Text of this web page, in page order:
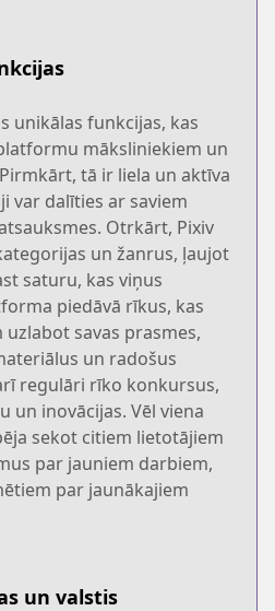
unikālas funkcijas, kas
māksliniekiem un
tā ir liela un aktīva
var dalīties ar saviem
Otrkārt, Pixiv
un žanrus, ļaujot
saturu, kas viņus
piedāvā rīkus, kas
savas prasmes,
un radošus
regulāri rīko konkursus,
un inovācijas. Vēl viena
sekot citiem lietotājiem
par jauniem darbiem,
par jaunākajiem
un valstis